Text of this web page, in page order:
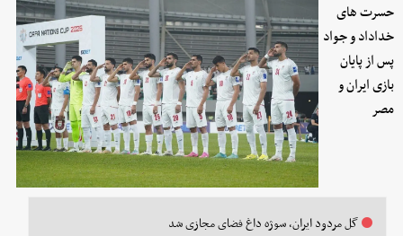
حسرت های
خداداد و جواد
پس از پایان
بازی ایران و
مصر
گل مردود ایران، سوژه داغ فضای مجازی شد